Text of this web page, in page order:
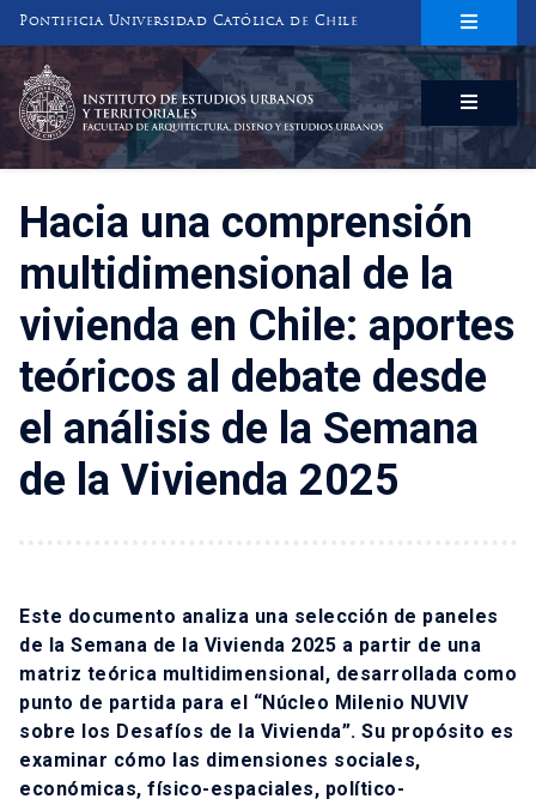
Pontificia Universidad Católica de Chile
INSTITUTO DE ESTUDIOS URBANOS
Y TERRITORIALES
FACULTAD DE ARQUITECTURA, DISEÑO Y ESTUDIOS URBANOS
Hacia una comprensión
multidimensional de la
vivienda en Chile: aportes
teóricos al debate desde
el análisis de la Semana
de la Vivienda 2025
Este documento analiza una selección de paneles
de la Semana de la Vivienda 2025 a partir de una
matriz teórica multidimensional, desarrollada como
punto de partida para el “Núcleo Milenio NUVIV
sobre los Desafíos de la Vivienda”. Su propósito es
examinar cómo las dimensiones sociales,
económicas, físico-espaciales, político-